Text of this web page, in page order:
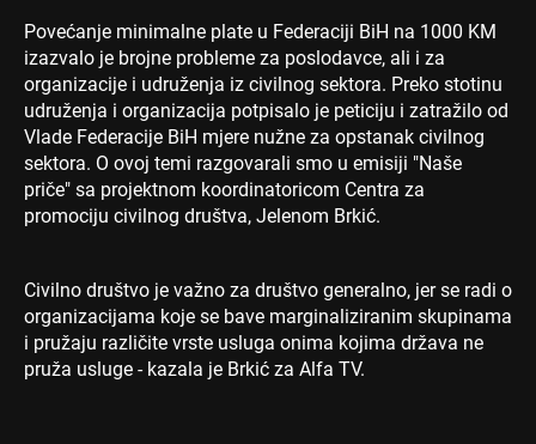
Povećanje minimalne plate u Federaciji BiH na 1000 KM
izazvalo je brojne probleme za poslodavce, ali i za
organizacije i udruženja iz civilnog sektora. Preko stotinu
udruženja i organizacija potpisalo je peticiju i zatražilo od
Vlade Federacije BiH mjere nužne za opstanak civilnog
sektora. O ovoj temi razgovarali smo u emisiji "Naše
priče" sa projektnom koordinatoricom Centra za
promociju civilnog društva, Jelenom Brkić.
Civilno društvo je važno za društvo generalno, jer se radi o
organizacijama koje se bave marginaliziranim skupinama
i pružaju različite vrste usluga onima kojima država ne
pruža usluge - kazala je Brkić za Alfa TV.